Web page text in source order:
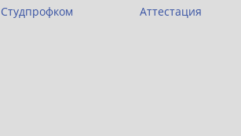
Студпрофком
Аттестация